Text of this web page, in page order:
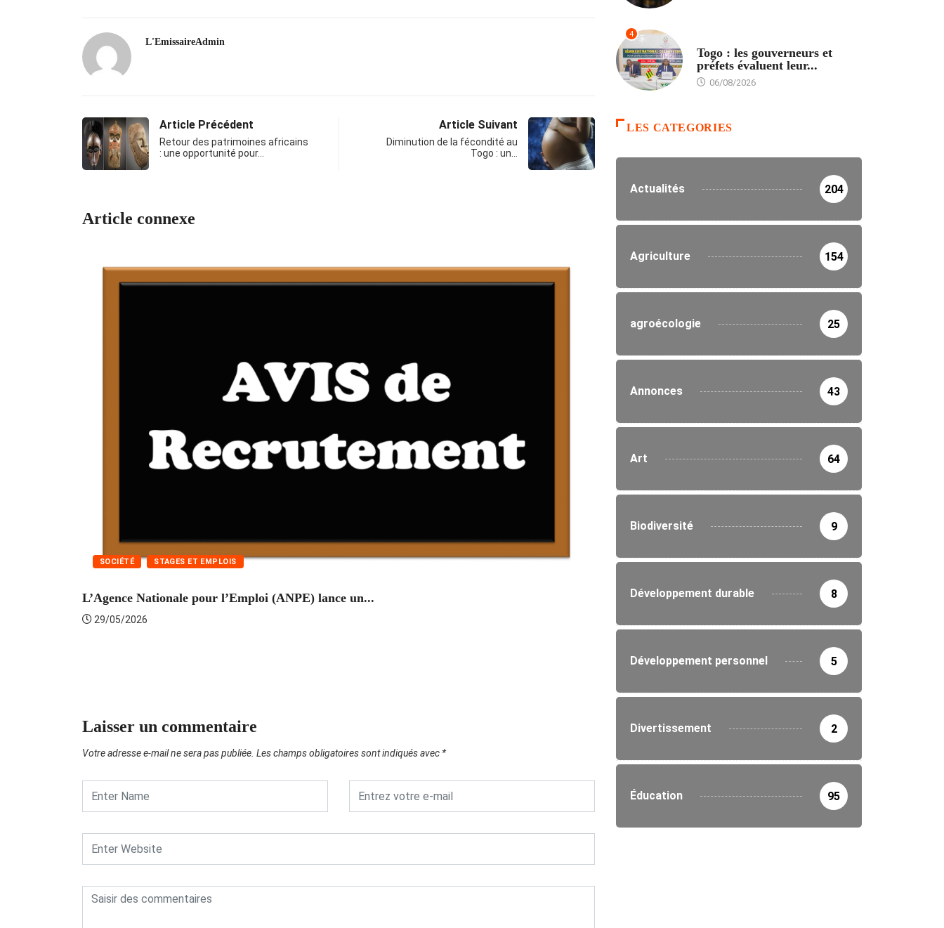
L'EmissaireAdmin
Article Précédent
Retour des patrimoines africains
: une opportunité pour…
Article Suivant
Diminution de la fécondité au
Togo : un…
Article connexe
SOCIÉTÉ STAGES ET EMPLOIS
L’Agence Nationale pour l’Emploi (ANPE) lance un...
29/05/2026
Campagne nationale de reboisement au Togo :...
29/05/2026
Laisser un commentaire
Votre adresse e-mail ne sera pas publiée. Les champs obligatoires sont indiqués avec *
4
Togo : les gouverneurs et
préfets évaluent leur...
06/08/2026
LES CATEGORIES
Actualités 204
Agriculture 154
agroécologie 25
Annonces 43
Art 64
Biodiversité 9
Développement durable 8
Développement personnel 5
Divertissement 2
Éducation 95